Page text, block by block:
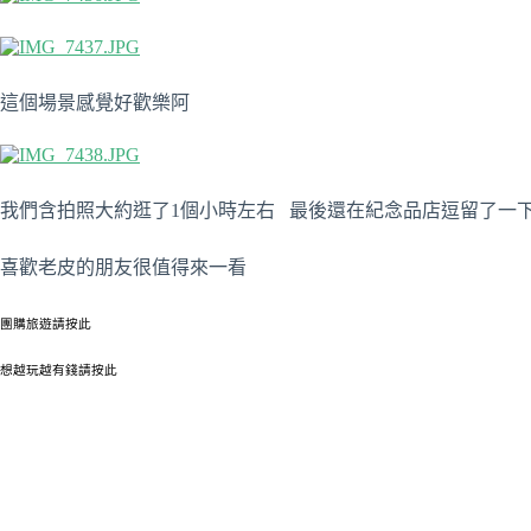
這個場景感覺好歡樂阿
我們含拍照大約逛了1個小時左右 最後還在紀念品店逗留了一
喜歡老皮的朋友很值得來一看
團購旅遊請按此
想越玩越有錢請按此